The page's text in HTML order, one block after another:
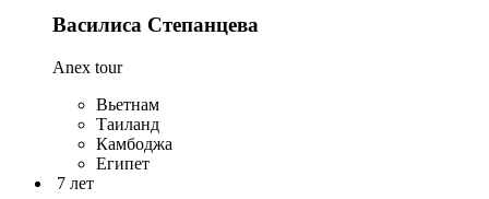
Василиса Степанцева
Anex tour
Вьетнам
Таиланд
Камбоджа
Египет
7 лет